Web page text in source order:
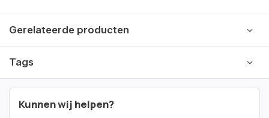
Gerelateerde producten
Tags
Kunnen wij helpen?